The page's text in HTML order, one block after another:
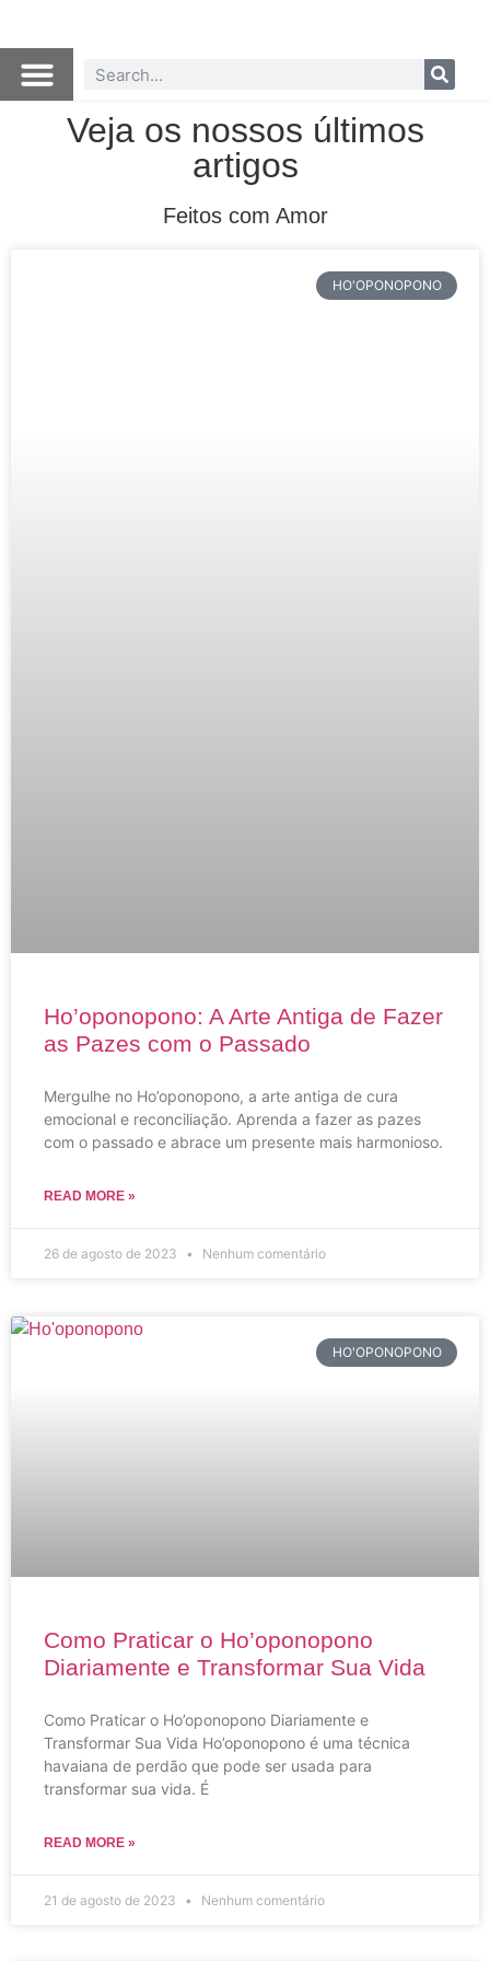
Veja os nossos últimos
artigos
Feitos com Amor
HO'OPONOPONO
Ho’oponopono: A Arte Antiga de Fazer
as Pazes com o Passado
Mergulhe no Ho’oponopono, a arte antiga de cura
emocional e reconciliação. Aprenda a fazer as pazes
com o passado e abrace um presente mais harmonioso.
READ MORE »
26 de agosto de 2023 Nenhum comentário
HO'OPONOPONO
Como Praticar o Ho’oponopono
Diariamente e Transformar Sua Vida
Como Praticar o Ho’oponopono Diariamente e
Transformar Sua Vida Ho’oponopono é uma técnica
havaiana de perdão que pode ser usada para
transformar sua vida. É
READ MORE »
21 de agosto de 2023 Nenhum comentário